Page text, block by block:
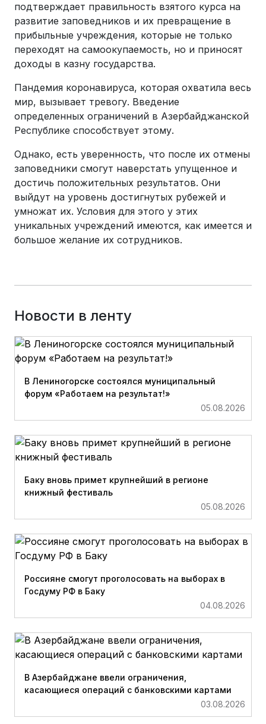
подтверждает правильность взятого курса на
развитие заповедников и их превращение в
прибыльные учреждения, которые не только
переходят на самоокупаемость, но и приносят
доходы в казну государства.
Пандемия коронавируса, которая охватила весь
мир, вызывает тревогу. Введение
определенных ограничений в Азербайджанской
Республике способствует этому.
Однако, есть уверенность, что после их отмены
заповедники смогут наверстать упущенное и
достичь положительных результатов. Они
выйдут на уровень достигнутых рубежей и
умножат их. Условия для этого у этих
уникальных учреждений имеются, как имеется и
большое желание их сотрудников.
Новости в ленту
В Лениногорске состоялся муниципальный
форум «Работаем на результат!»
05.08.2026
Баку вновь примет крупнейший в регионе
книжный фестиваль
05.08.2026
Россияне смогут проголосовать на выборах в
Госдуму РФ в Баку
04.08.2026
В Азербайджане ввели ограничения,
касающиеся операций с банковскими картами
03.08.2026